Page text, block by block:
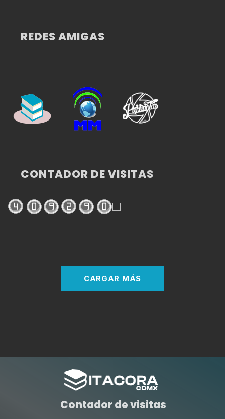
REDES AMIGAS
CONTADOR DE VISITAS
CARGAR MÁS
Contador de visitas